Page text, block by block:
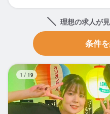
理想の求人が
条件
1 / 19